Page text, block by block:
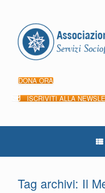
contenuto
DONA ORA
ISCRIVITI ALLA
Tag archivi: Il